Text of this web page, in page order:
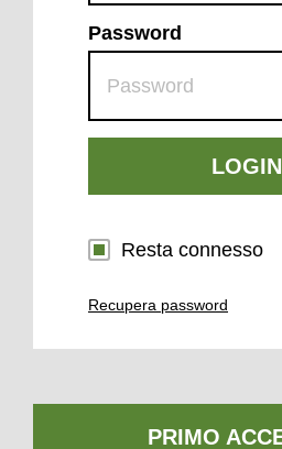
Password
LOGIN
Resta connesso
Recupera password